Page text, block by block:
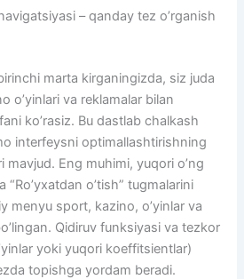
– qanday tez o’rganish
marta kirganingizda, siz juda
o’yinlari va reklamalar bilan
ko’rasiz. Bu dastlab chalkash
interfeysni optimallashtirishning
mavjud. Eng muhimi, yuqori o’ng
“Ro’yxatdan o’tish” tugmalarini
menyu sport, kazino, o’yinlar va
Qidiruv funksiyasi va tezkor
yoki yuqori koeffitsientlar)
topishga yordam beradi.